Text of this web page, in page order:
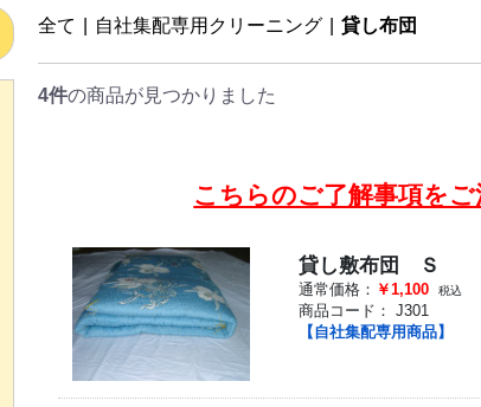
全て 自社集配専用クリーニング 貸し布団
4件の商品が見つかりました
こちらのご了解事項を
貸し敷布団 Ｓ
通常価格： ￥1,100 税込
商品コード： J301
【自社集配専用商品】